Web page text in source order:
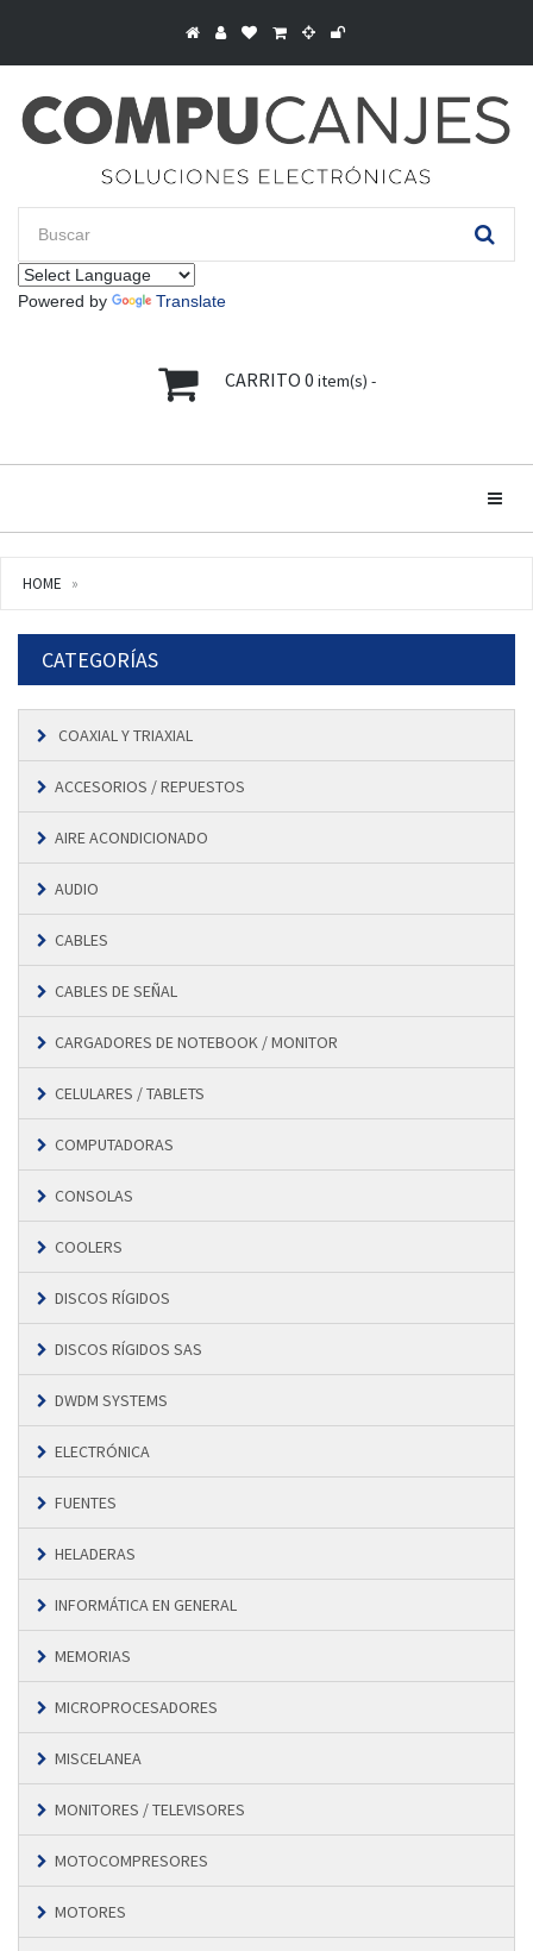
Powered by Translate
CARRITO 0 item(s) -
HOME
CATEGORÍAS
COAXIAL Y TRIAXIAL
ACCESORIOS / REPUESTOS
AIRE ACONDICIONADO
AUDIO
CABLES
CABLES DE SEÑAL
CARGADORES DE NOTEBOOK / MONITOR
CELULARES / TABLETS
COMPUTADORAS
CONSOLAS
COOLERS
DISCOS RÍGIDOS
DISCOS RÍGIDOS SAS
DWDM SYSTEMS
ELECTRÓNICA
FUENTES
HELADERAS
INFORMÁTICA EN GENERAL
MEMORIAS
MICROPROCESADORES
MISCELANEA
MONITORES / TELEVISORES
MOTOCOMPRESORES
MOTORES